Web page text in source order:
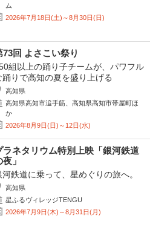
ム
2026年7月18日(土)～8月30日(日)
73回 よさこい祭り
組以上の踊り子チームが、パワフル
踊りで高知の夏を盛り上げる
高知県
高知県高知市追手筋、高知県高知市帯屋町ほ
か
2026年8月9日(日)～12日(水)
ラネタリウム特別上映「銀河鉄道
」
河鉄道に乗って、星めぐりの旅へ。
高知県
星ふるヴィレッジTENGU
2026年7月9日(木)～8月31日(月)